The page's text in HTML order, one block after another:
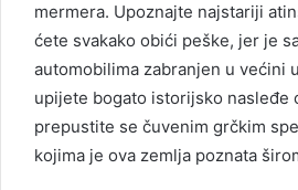
mermera. Upoznajte najstariji
ćete svakako obići peške, jer je
automobilima zabranjen u većini
upijete bogato istorijsko nasleđe
prepustite se čuvenim grčkim
kojima je ova zemlja poznata